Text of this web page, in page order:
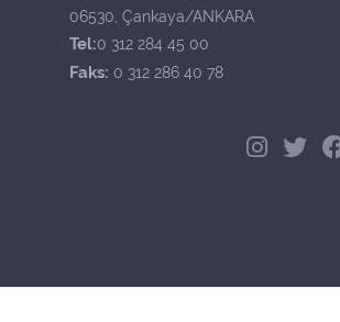
06530, Çankaya/ANKARA
Tel:0 312 284 45 00
Faks: 0 312 286 40 78